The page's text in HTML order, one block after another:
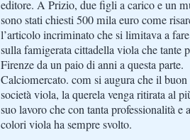
editore. A Prizio, due figli a carico e un
sono stati chiesti 500 mila euro come
l’articolo incriminato che si limitava a
sulla famigerata cittadella viola che tante
Firenze da un paio di anni a questa parte.
Calciomercato. com si augura che il
società viola, la querela venga ritirata al
suo lavoro che con tanta professionalità e
colori viola ha sempre svolto.